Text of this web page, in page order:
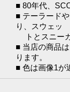
■ 80年代、
■ テーラード
り、スウェッ
トとスニー
■ 当店の商品
ります。
■ 色は画像1が